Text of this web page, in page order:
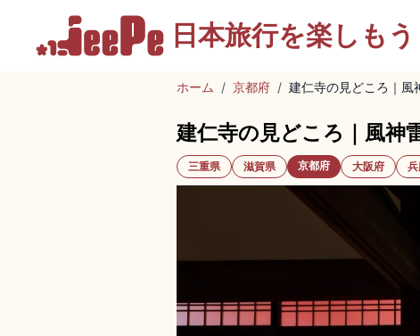
日本旅行を楽しもう
ホーム / 京都府 / 建仁寺の見どころ｜風
建仁寺の見どころ｜風神
三重県 滋賀県 京都府 大阪府